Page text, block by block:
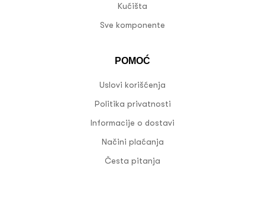
Kućišta
Sve komponente
POMOĆ
Uslovi korišćenja
Politika privatnosti
Informacije o dostavi
Načini plaćanja
Česta pitanja